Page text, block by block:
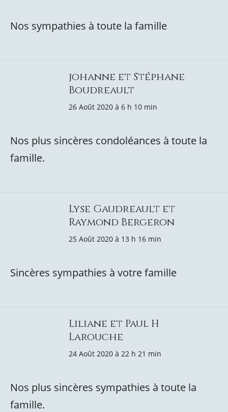
Nos sympathies à toute la famille
johanne et Stéphane
Boudreault
26 Août 2020 à 6 h 10 min
Nos plus sincères condoléances à toute la
famille.
Lyse Gaudreault et
Raymond Bergeron
25 Août 2020 à 13 h 16 min
Sincères sympathies à votre famille
Liliane et Paul H
Larouche
24 Août 2020 à 22 h 21 min
Nos plus sincères sympathies à toute la
famille.